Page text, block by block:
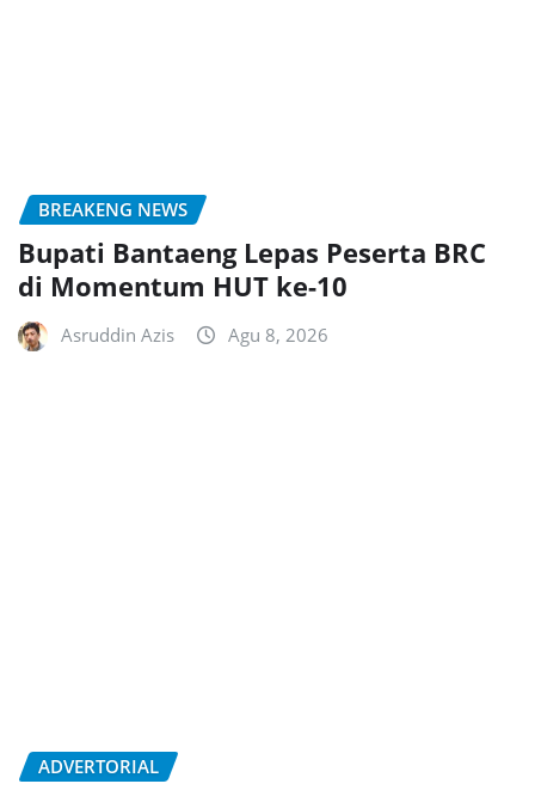
BREAKENG NEWS
Bupati Bantaeng Lepas Peserta BRC
di Momentum HUT ke-10
Asruddin Azis Agu 8, 2026
ADVERTORIAL